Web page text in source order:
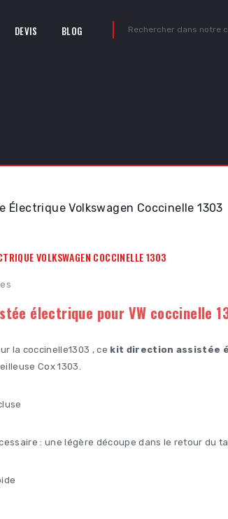
DEVIS BLOG
Électrique Volkswagen Coccinelle 1303
VOLKSWAGEN COCCINELLE 1303
électrique pour VW coccinelle
la coccinelle1303 , ce kit direction assistée
Cox 1303.
: une légère découpe dans le retour du